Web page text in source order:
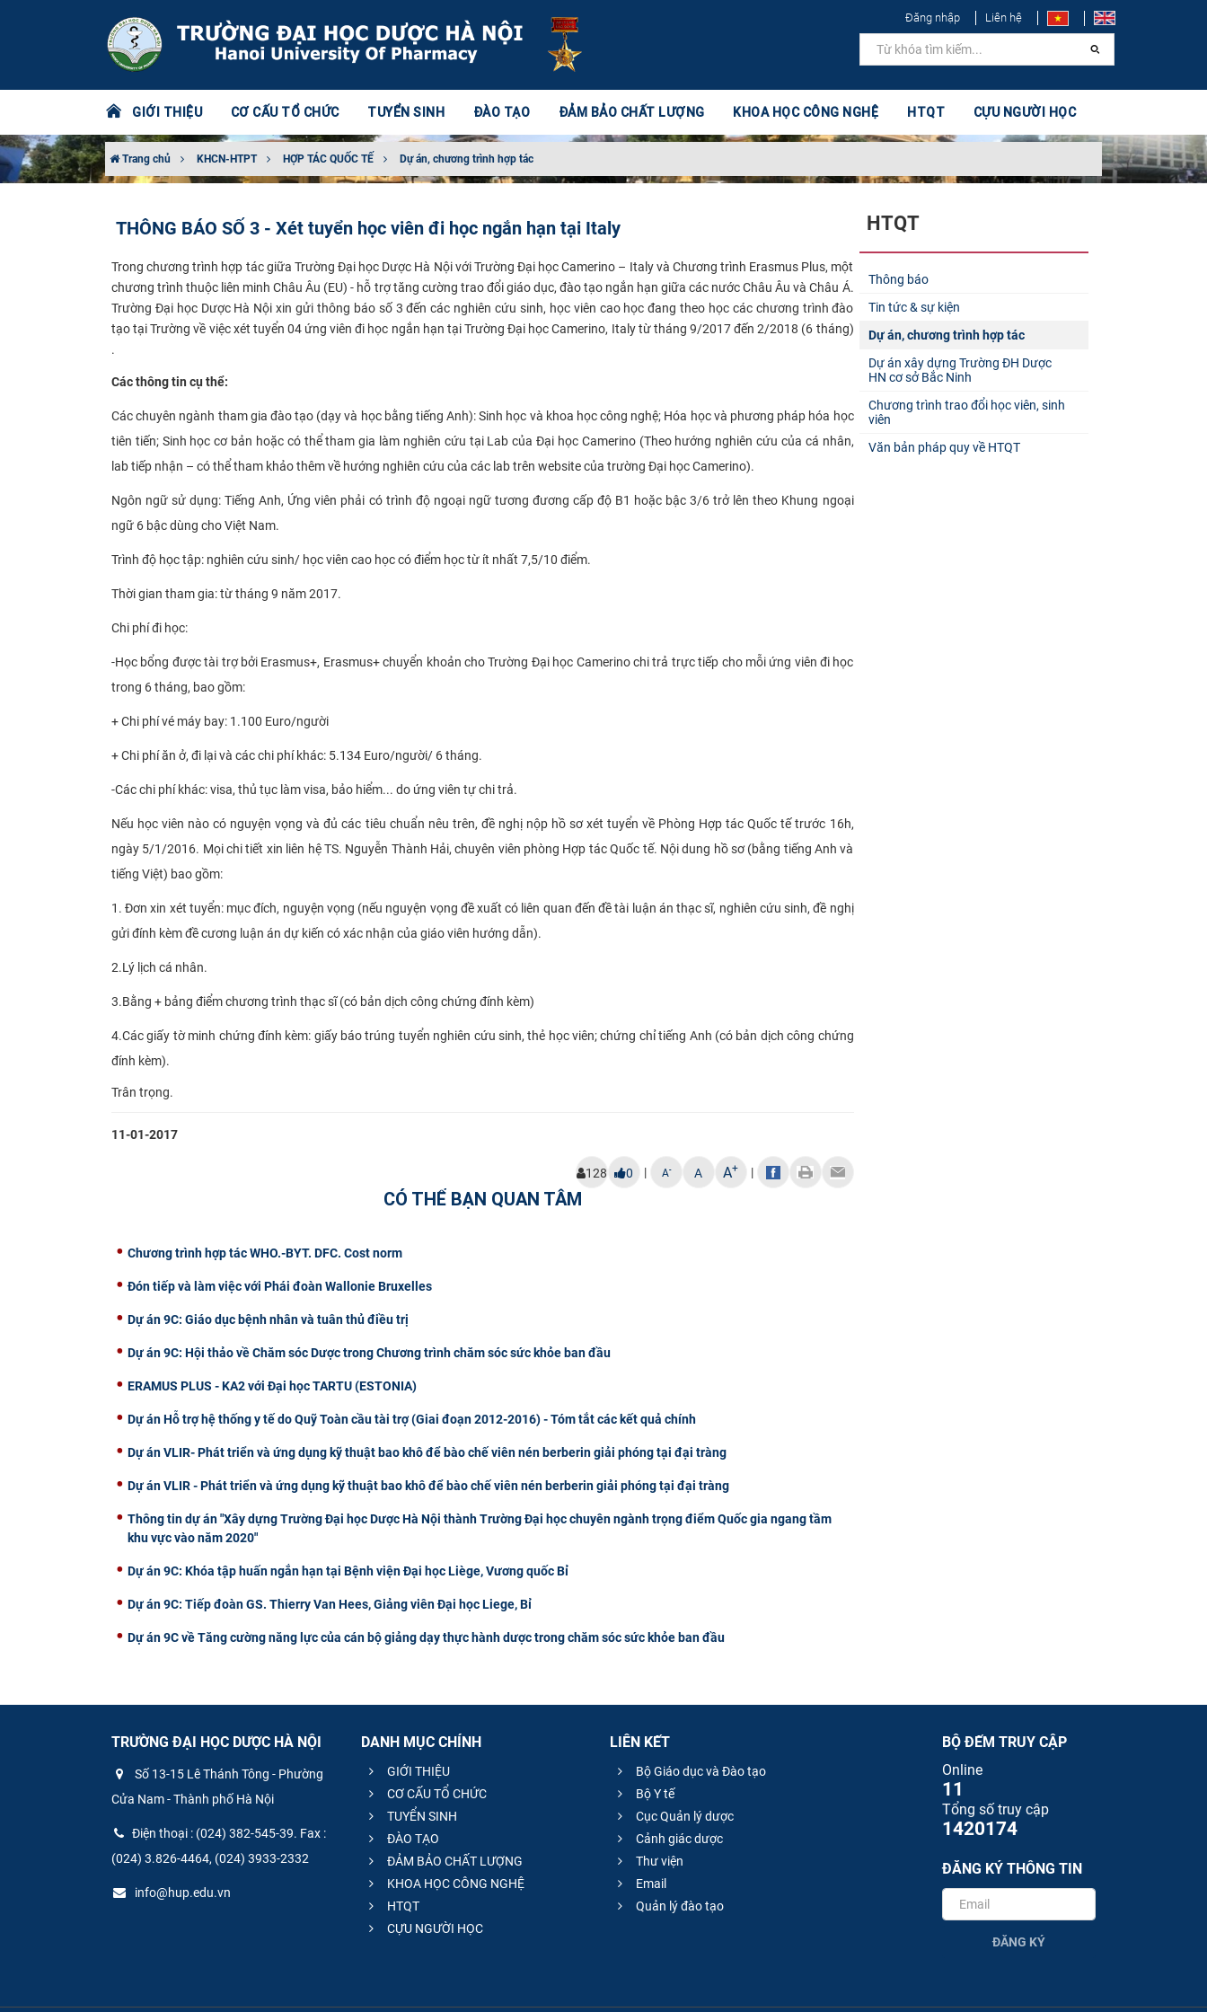
Đăng nhập Liên hệ
GIỚI THIỆU CƠ CẤU TỔ CHỨC TUYỂN SINH ĐÀO TẠO ĐẢM BẢO CHẤT LƯỢNG KHOA HỌC CÔNG NGHỆ HTQT CỰU NGƯỜI HỌC
Trang chủ KHCN-HTPT HỢP TÁC QUỐC TẾ Dự án, chương trình hợp tác
THÔNG BÁO SỐ 3 - Xét tuyển học viên đi học ngắn hạn tại Italy
Trong chương trình hợp tác giữa Trường Đại học Dược Hà Nội với Trường Đại học Camerino – Italy và Chương trình Erasmus Plus, một
chương trình thuộc liên minh Châu Âu (EU) - hỗ trợ tăng cường trao đổi giáo dục, đào tạo ngắn hạn giữa các nước Châu Âu và Châu Á.
Trường Đại học Dược Hà Nội xin gửi thông báo số 3 đến các nghiên cứu sinh, học viên cao học đang theo học các chương trình đào
tạo tại Trường về việc xét tuyển 04 ứng viên đi học ngắn hạn tại Trường Đại học Camerino, Italy từ tháng 9/2017 đến 2/2018 (6 tháng)​
.
​Các thông tin cụ thể:
Các chuyên ngành tham gia đào tạo (dạy và học bằng tiếng Anh): Sinh học và khoa học công nghệ; Hóa học và phương pháp hóa học
tiên tiến; Sinh học cơ bản hoặc có thể tham gia làm nghiên cứu tại Lab của Đại học Camerino (Theo hướng nghiên cứu của cá nhân,
lab tiếp nhận – có thể tham khảo thêm về hướng nghiên cứu của các lab trên website của trường Đại học Camerino).
Ngôn ngữ sử dụng: Tiếng Anh, Ứng viên phải có trình độ ngoại ngữ tương đương cấp độ B1 hoặc bậc 3/6 trở lên theo Khung ngoại
ngữ 6 bậc dùng cho Việt Nam.
Trình độ học tập: nghiên cứu sinh/ học viên cao học có điểm học từ ít nhất 7,5/10 điểm.
Thời gian tham gia:từ tháng 9 năm 2017.
Chi phí đi học:
-Học bổng được tài trợ bởi Erasmus+, Erasmus+ chuyển khoản cho Trường Đại học Camerino chi trả trực tiếp cho mỗi ứng viên đi học
trong 6 tháng, bao gồm:
+ Chi phí vé máy bay: 1.100 Euro/người
+ Chi phí ăn ở, đi lại và các chi phí khác: 5.134 Euro/người/ 6 tháng.
-Các chi phí khác: visa, thủ tục làm visa, bảo hiểm... do ứng viên tự chi trả.
Nếu học viên nào có nguyện vọng và đủ các tiêu chuẩn nêu trên, đề nghị nộp hồ sơ xét tuyển về Phòng Hợp tác Quốc tế trước 16h,
ngày 5/1/2016. Mọi chi tiết xin liên hệ TS. Nguyễn Thành Hải, chuyên viên phòng Hợp tác Quốc tế. Nội dung hồ sơ (bằng tiếng Anh và
tiếng Việt) bao gồm:
1.Đơn xin xét tuyển: mục đích, nguyện vọng (nếu nguyện vọng đề xuất có liên quan đến đề tài luận án thạc sĩ, nghiên cứu sinh, đề nghị
gửi đính kèm đề cương luận án dự kiến có xác nhận của giáo viên hướng dẫn).
2.Lý lịch cá nhân.
3.Bằng + bảng điểm chương trình thạc sĩ (có bản dịch công chứng đính kèm)
4.Các giấy tờ minh chứng đính kèm: giấy báo trúng tuyển nghiên cứu sinh, thẻ học viên; chứng chỉ tiếng Anh (có bản dịch công chứng
đính kèm).
Trân trọng.​
11-01-2017
128 0 | A- A A+ |
CÓ THỂ BẠN QUAN TÂM
Chương trình hợp tác WHO.-BYT. DFC. Cost norm
Đón tiếp và làm việc với Phái đoàn Wallonie Bruxelles
Dự án 9C: Giáo dục bệnh nhân và tuân thủ điều trị
Dự án 9C: Hội thảo về Chăm sóc Dược trong Chương trình chăm sóc sức khỏe ban đầu
ERAMUS PLUS - KA2 với Đại học TARTU (ESTONIA)
Dự án Hỗ trợ hệ thống y tế do Quỹ Toàn cầu tài trợ (Giai đoạn 2012-2016) - Tóm tắt các kết quả chính
Dự án VLIR- Phát triển và ứng dụng kỹ thuật bao khô để bào chế viên nén berberin giải phóng tại đại tràng
Dự án VLIR - Phát triển và ứng dụng kỹ thuật bao khô để bào chế viên nén berberin giải phóng tại đại tràng
Thông tin dự án "Xây dựng Trường Đại học Dược Hà Nội thành Trường Đại học chuyên ngành trọng điểm Quốc gia ngang tầm
khu vực vào năm 2020"
Dự án 9C: Khóa tập huấn ngắn hạn tại Bệnh viện Đại học Liège, Vương quốc Bỉ
Dự án 9C: Tiếp đoàn GS. Thierry Van Hees, Giảng viên Đại học Liege, Bỉ
Dự án 9C về Tăng cường năng lực của cán bộ giảng dạy thực hành dược trong chăm sóc sức khỏe ban đầu
HTQT
Thông báo
Tin tức & sự kiện
Dự án, chương trình hợp tác
Dự án xây dựng Trường ĐH Dược
HN cơ sở Bắc Ninh
Chương trình trao đổi học viên, sinh
viên
Văn bản pháp quy về HTQT
TRƯỜNG ĐẠI HỌC DƯỢC HÀ NỘI
Số 13-15 Lê Thánh Tông - Phường
Cửa Nam - Thành phố Hà Nội
Điện thoại : (024) 382-545-39. Fax :
(024) 3.826-4464, (024) 3933-2332
info@hup.edu.vn
DANH MỤC CHÍNH
GIỚI THIỆU
CƠ CẤU TỔ CHỨC
TUYỂN SINH
ĐÀO TẠO
ĐẢM BẢO CHẤT LƯỢNG
KHOA HỌC CÔNG NGHỆ
HTQT
CỰU NGƯỜI HỌC
LIÊN KẾT
Bộ Giáo dục và Đào tạo
Bộ Y tế
Cục Quản lý dược
Cảnh giác dược
Thư viện
Email
Quản lý đào tạo
BỘ ĐẾM TRUY CẬP
Online
11
Tổng số truy cập
1420174
ĐĂNG KÝ THÔNG TIN
ĐĂNG KÝ